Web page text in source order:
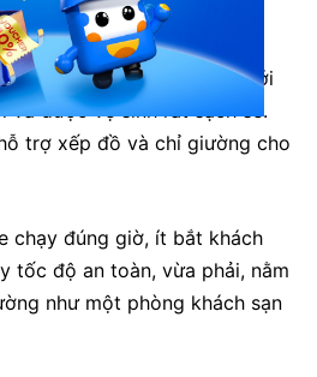
dài dài.”
tượng lần đầu tiên của tôi với
và được vệ sinh rất sạch sẽ.
trợ xếp đồ và chỉ giường cho
chạy đúng giờ, ít bắt khách
tốc độ an toàn, vừa phải, nằm
như một phòng khách sạn